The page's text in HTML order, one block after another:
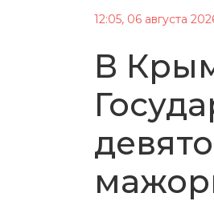
12:05, 06 августа
В